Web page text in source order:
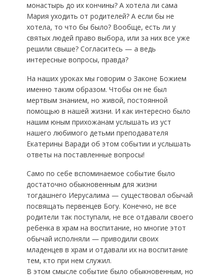
монастырь до их кончины? А хотела ли сама
Мария уходить от родителей? А если бы не
хотела, то что бы было? Вообще, есть ли у
святых людей право выбора, или за них все уже
решили свыше? Согласитесь — а ведь
интересные вопросы, правда?
На наших уроках мы говорим о Законе Божием
именно таким образом. Чтобы он не был
мертвым знанием, но живой, постоянной
помощью в нашей жизни. И как интересно было
нашим юным прихожанам услышать из уст
нашего любимого детьми преподавателя
Екатерины Варади об этом событии и услышать
ответы на поставленные вопросы!
Само по себе вспоминаемое событие было
достаточно обыкновенным для жизни
тогдашнего Иерусалима — существовал обычай
посвящать первенцев Богу. Конечно, не все
родители так поступали, не все отдавали своего
ребенка в храм на воспитание, но многие этот
обычай исполняли — приводили своих
младенцев в храм и отдавали их на воспитание
тем, кто при нем служил.
В этом смысле событие было обыкновенным, но